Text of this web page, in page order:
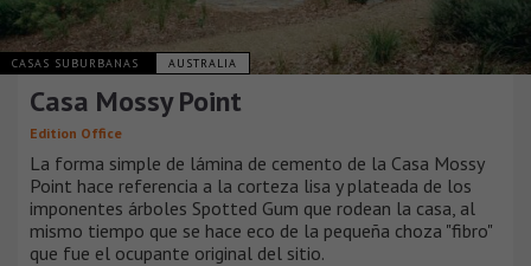
CASAS SUBURBANAS AUSTRALIA
Casa Mossy Point
Edition Office
La forma simple de lámina de cemento de la Casa Mossy
Point hace referencia a la corteza lisa y plateada de los
imponentes árboles Spotted Gum que rodean la casa, al
mismo tiempo que se hace eco de la pequeña choza "fibro"
que fue el ocupante original del sitio.